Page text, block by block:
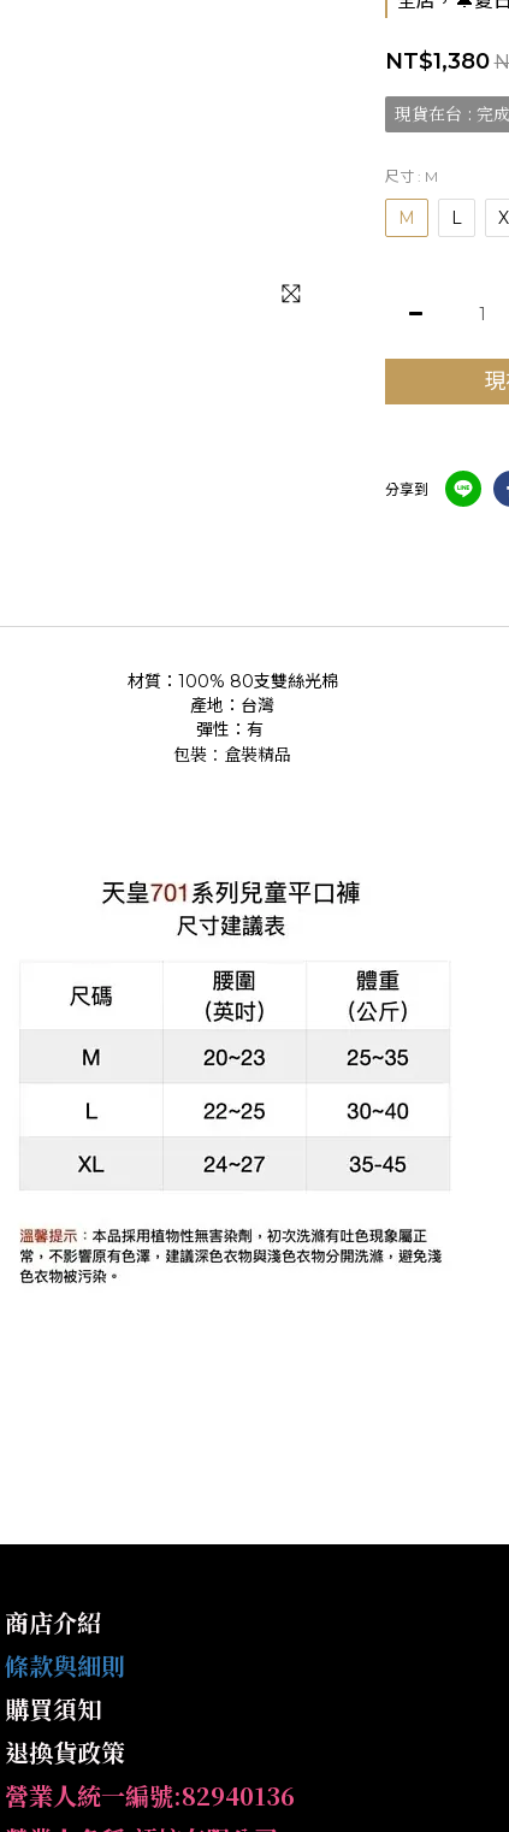
NT$1,380
現貨在台 : 完
尺寸 : M
M L
分享到
材質：100% 80支雙絲光棉
產地：台灣
彈性：有
包裝：盒裝精品
商店介紹
條款與細則
購買須知
退換貨政策
營業人統一編號:82940136